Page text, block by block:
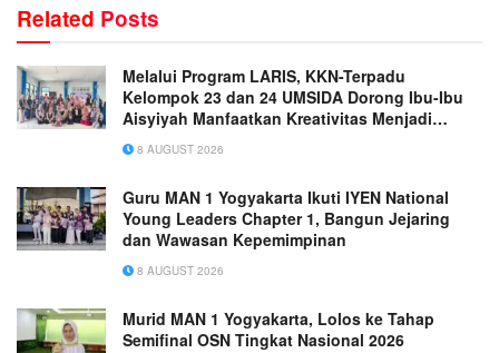
Related Posts
Melalui Program LARIS, KKN-Terpadu
Kelompok 23 dan 24 UMSIDA Dorong Ibu-Ibu
Aisyiyah Manfaatkan Kreativitas Menjadi
Peluang Usaha
8 AUGUST 2026
Guru MAN 1 Yogyakarta Ikuti IYEN National
Young Leaders Chapter 1, Bangun Jejaring
dan Wawasan Kepemimpinan
8 AUGUST 2026
Murid MAN 1 Yogyakarta, Lolos ke Tahap
Semifinal OSN Tingkat Nasional 2026